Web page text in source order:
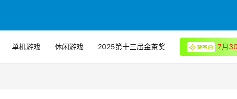
单机游戏 休闲游戏 2025第十三届金茶奖 7月